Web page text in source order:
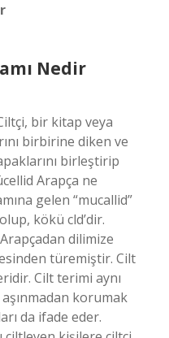
Nedir
bir kitap veya
birbirine diken ve
birleştirip
Arapça ne
gelen “mucallid”
dilimize
türemiştir. Cilt
Cilt terimi aynı
korumak
da ifade eder.